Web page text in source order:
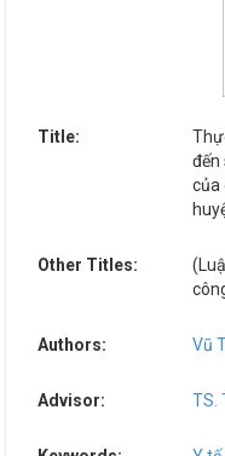
Title:
đến
của
Other Titles:
Authors: Vũ
Advisor: TS.